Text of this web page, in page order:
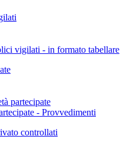
vigilati - in formato tabellare
partecipate
- Provvedimenti
controllati